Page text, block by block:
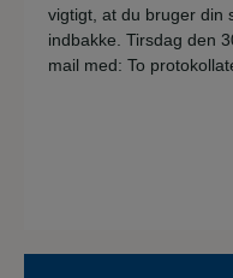
vigtigt, at du bruger din
indbakke. Tirsdag den
mail med: To